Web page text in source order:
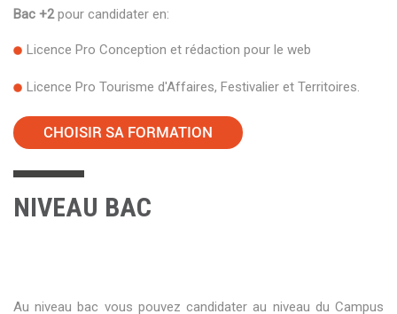
Bac +2pour candidater en:
Licence Pro Conception et rédaction pour le web
Licence Pro Tourisme d'Affaires, Festivalier et Territoires.
CHOISIR SA FORMATION
NIVEAU BAC
Au niveau bac vous pouvez candidater au niveau du Campus